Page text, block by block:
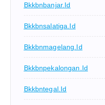
Bkkbnbanjar.id
Bkkbnsalatiga.id
Bkkbnmagelang.id
Bkkbnpekalongan.id
Bkkbntegal.id